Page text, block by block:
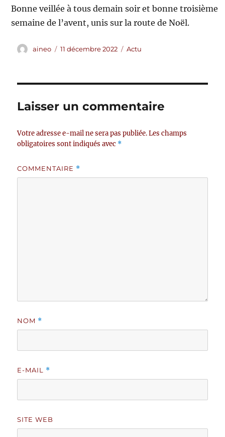
Bonne veillée à tous demain soir et bonne troisième
semaine de l’avent, unis sur la route de Noël.
Auteur
aineo
Publié
11 décembre 2022 Catégories
Actu
Laisser un commentaire
Votre adresse e-mail ne sera pas publiée. Les champs
obligatoires sont indiqués avec *
COMMENTAIRE *
NOM *
E-MAIL *
SITE WEB